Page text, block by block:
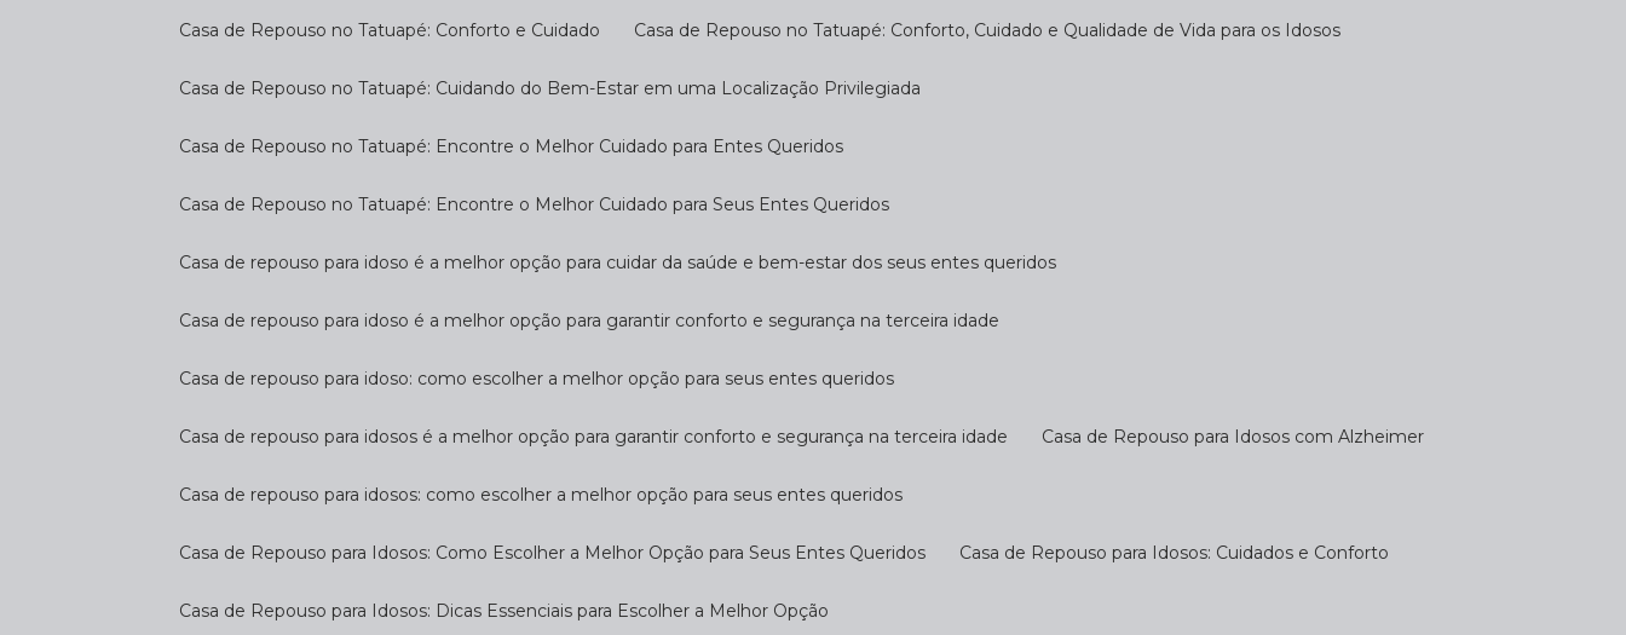
Casa de Repouso no Tatuapé: Conforto e Cuidado Casa de Repouso no Tatuapé: Conforto, Cuidado e Qualidade de Vida para os Idosos
Casa de Repouso no Tatuapé: Cuidando do Bem-Estar em uma Localização Privilegiada
Casa de Repouso no Tatuapé: Encontre o Melhor Cuidado para Entes Queridos
Casa de Repouso no Tatuapé: Encontre o Melhor Cuidado para Seus Entes Queridos
Casa de repouso para idoso é a melhor opção para cuidar da saúde e bem-estar dos seus entes queridos
Casa de repouso para idoso é a melhor opção para garantir conforto e segurança na terceira idade
Casa de repouso para idoso: como escolher a melhor opção para seus entes queridos
Casa de repouso para idosos é a melhor opção para garantir conforto e segurança na terceira idade Casa de Repouso para Idosos com Alzheimer
Casa de repouso para idosos: como escolher a melhor opção para seus entes queridos
Casa de Repouso para Idosos: Como Escolher a Melhor Opção para Seus Entes Queridos Casa de Repouso para Idosos: Cuidados e Conforto
Casa de Repouso para Idosos: Dicas Essenciais para Escolher a Melhor Opção